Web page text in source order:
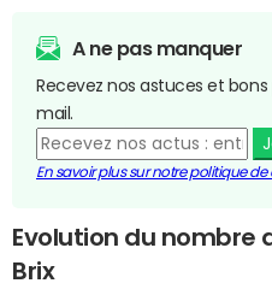
A ne pas manquer
Recevez nos astuces et
mail.
En savoir plus sur notre politique
Evolution du nombre
Brix